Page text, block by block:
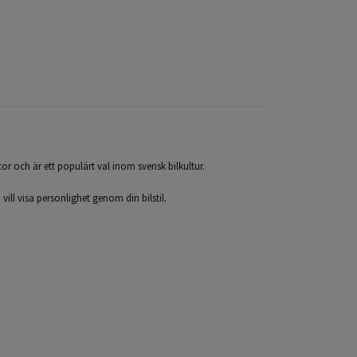
och är ett populärt val inom svensk bilkultur.
visa personlighet genom din bilstil.